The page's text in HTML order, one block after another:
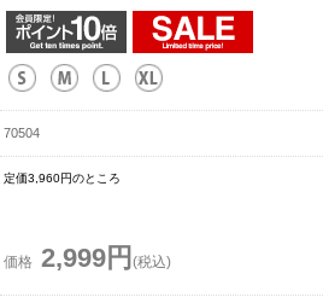
70504
定価3,960円のところ
価格 2,999円 (税込)